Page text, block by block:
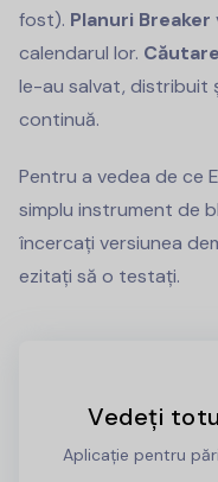
fost). Planuri Breaker
calendarul lor.
le-au salvat, distribuit
continuă.
Pentru a vedea de ce
simplu instrument de
încercați versiunea
ezitați să o testați.
Vedeți
Aplicație pentru